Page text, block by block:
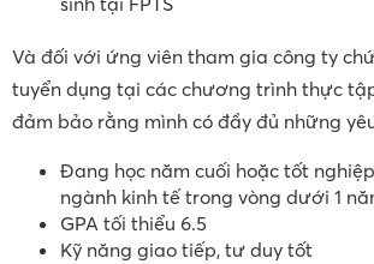
Và đối với ứng viên tham gia công ty
tuyển dụng tại các chương trình thực
đảm bảo rằng mình có đầy đủ những
Đang học năm cuối hoặc tốt
ngành kinh tế trong vòng dưới 1
GPA tối thiểu 6.5
Kỹ năng giao tiếp, tư duy tốt